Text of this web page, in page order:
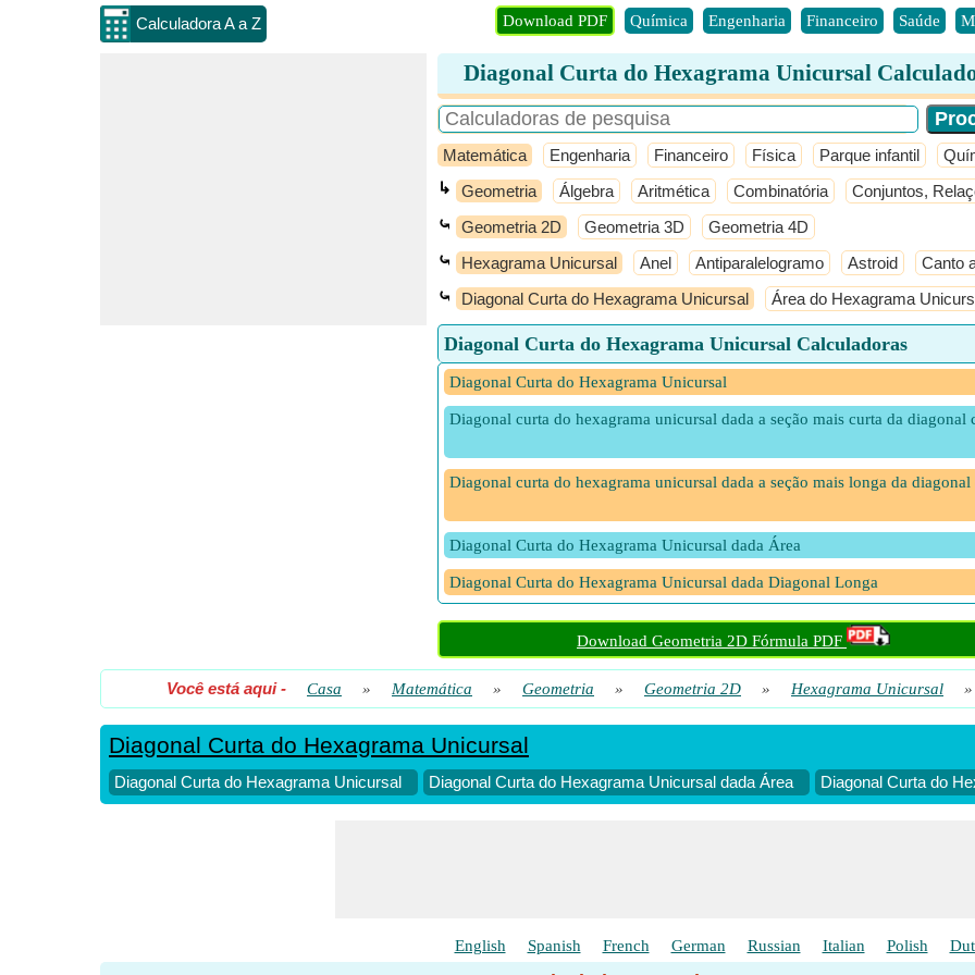
Calculadora A a Z Download PDF Química Engenharia Financeiro Saúde
Diagonal Curta do Hexagrama Unicursal
Matemática Engenharia Financeiro Física Parque infantil
↳ Geometria Álgebra Aritmética Combinatória Conjuntos,
⤿ Geometria 2D Geometria 3D Geometria 4D
⤿ Hexagrama Unicursal Anel Antiparalelogramo Astroid Canto
⤿ Diagonal Curta do Hexagrama Unicursal Área do Hexagrama
Diagonal Curta do Hexagrama Unicursal Calculadoras
Diagonal Curta do Hexagrama Unicursal
Diagonal curta do hexagrama unicursal dada a seção mais curta da diagonal
Diagonal curta do hexagrama unicursal dada a seção mais longa da diagonal
Diagonal Curta do Hexagrama Unicursal dada Área
Diagonal Curta do Hexagrama Unicursal dada Diagonal Longa
Diagonal curta do hexagrama unicursal dado perímetro
Download Geometria 2D Fórmula PDF
Você está aqui- Casa » Matemática » Geometria » Geometria 2D » Hexagrama Unicursal »
Diagonal Curta do Hexagrama Unicursal
Diagonal Curta do Hexagrama Unicursal Diagonal Curta do Hexagrama Unicursal dada Área Diagonal Curta do
English Spanish French German Russian Italian Polish